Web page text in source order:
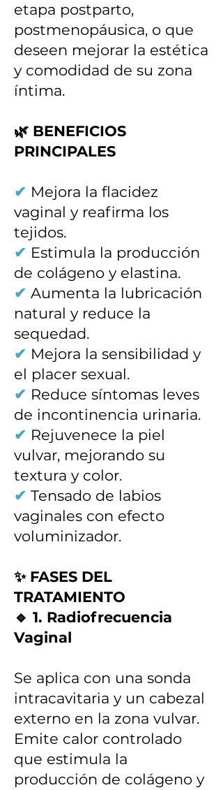
etapa postparto,
postmenopáusica, o que
deseen mejorar la estética
y comodidad de su zona
íntima.
🌿 BENEFICIOS
PRINCIPALES
✔ Mejora la flacidez
vaginal y reafirma los
tejidos.
✔ Estimula la producción
de colágeno y elastina.
✔ Aumenta la lubricación
natural y reduce la
sequedad.
✔ Mejora la sensibilidad y
el placer sexual.
✔ Reduce síntomas leves
de incontinencia urinaria.
✔ Rejuvenece la piel
vulvar, mejorando su
textura y color.
✔ Tensado de labios
vaginales con efecto
voluminizador.
✨ FASES DEL
TRATAMIENTO
🔹 1. Radiofrecuencia
Vaginal
Se aplica con una sonda
intracavitaria y un cabezal
externo en la zona vulvar.
Emite calor controlado
que estimula la
producción de colágeno y